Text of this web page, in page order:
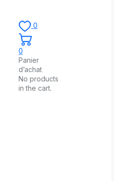
0
0
Panier
d’achat
No products
in the cart.